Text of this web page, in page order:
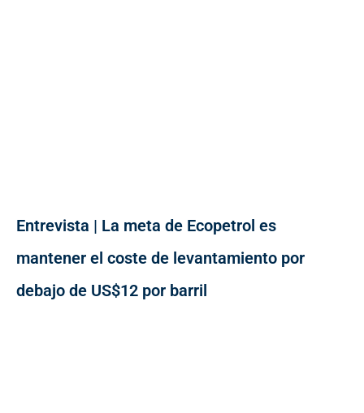
Entrevista | La meta de Ecopetrol es
mantener el coste de levantamiento por
debajo de US$12 por barril